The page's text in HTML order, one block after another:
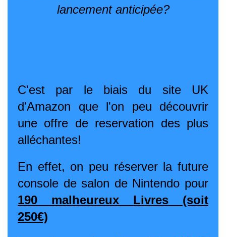
lancement anticipée?
C'est par le biais du site UK
d'Amazon que l'on peu découvrir
une offre de reservation des plus
alléchantes!
En effet, on peu réserver la future
console de salon de Nintendo pour
190 malheureux Livres (soit
250€)